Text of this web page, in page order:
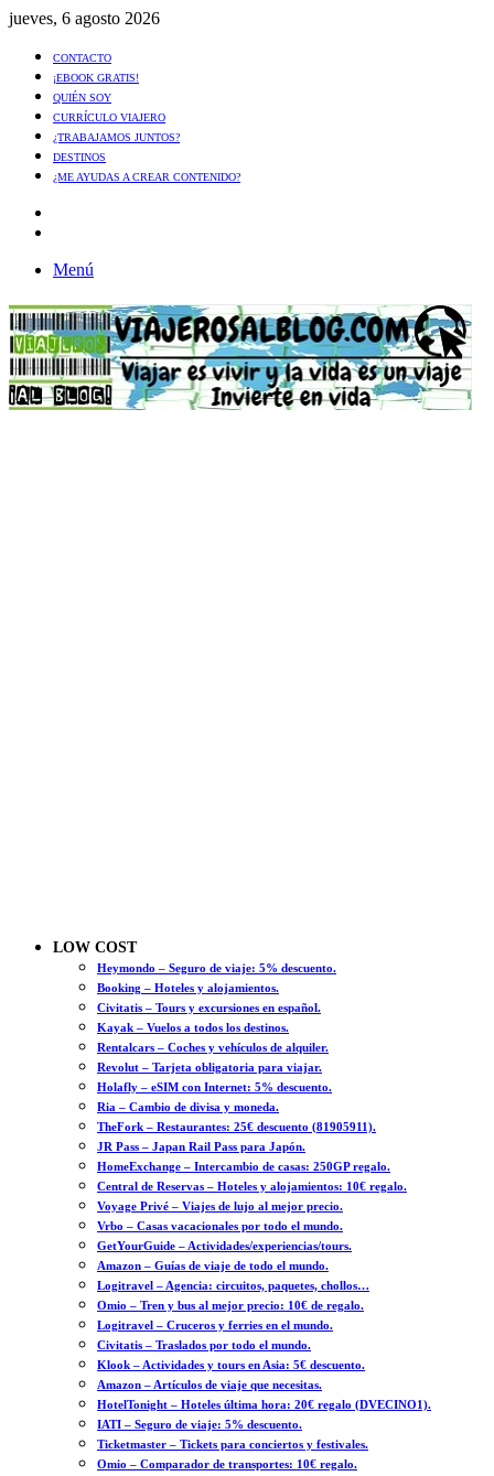
jueves, 6 agosto 2026
CONTACTO
¡EBOOK GRATIS!
QUIÉN SOY
CURRÍCULO VIAJERO
¿TRABAJAMOS JUNTOS?
DESTINOS
¿ME AYUDAS A CREAR CONTENIDO?
Menú
LOW COST
Heymondo – Seguro de viaje: 5% descuento.
Booking – Hoteles y alojamientos.
Civitatis – Tours y excursiones en español.
Kayak – Vuelos a todos los destinos.
Rentalcars – Coches y vehículos de alquiler.
Revolut – Tarjeta obligatoria para viajar.
Holafly – eSIM con Internet: 5% descuento.
Ria – Cambio de divisa y moneda.
TheFork – Restaurantes: 25€ descuento (81905911).
JR Pass – Japan Rail Pass para Japón.
HomeExchange – Intercambio de casas: 250GP regalo.
Central de Reservas – Hoteles y alojamientos: 10€ regalo.
Voyage Privé – Viajes de lujo al mejor precio.
Vrbo – Casas vacacionales por todo el mundo.
GetYourGuide – Actividades/experiencias/tours.
Amazon – Guías de viaje de todo el mundo.
Logitravel – Agencia: circuitos, paquetes, chollos…
Omio – Tren y bus al mejor precio: 10€ de regalo.
Logitravel – Cruceros y ferries en el mundo.
Civitatis – Traslados por todo el mundo.
Klook – Actividades y tours en Asia: 5€ descuento.
Amazon – Artículos de viaje que necesitas.
HotelTonight – Hoteles última hora: 20€ regalo (DVECINO1).
IATI – Seguro de viaje: 5% descuento.
Ticketmaster – Tickets para conciertos y festivales.
Omio – Comparador de transportes: 10€ regalo.